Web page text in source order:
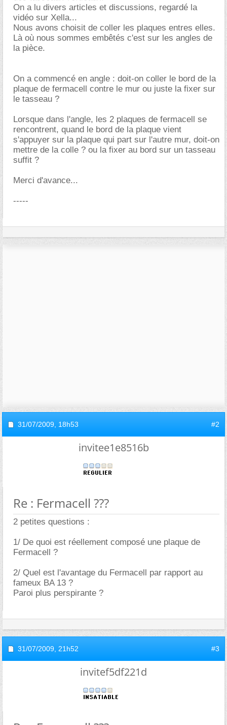
On a lu divers articles et discussions, regardé la
vidéo sur Xella...
Nous avons choisit de coller les plaques entres elles.
Là où nous sommes embêtés c'est sur les angles de
la pièce.
On a commencé en angle : doit-on coller le bord de la
plaque de fermacell contre le mur ou juste la fixer sur
le tasseau ?
Lorsque dans l'angle, les 2 plaques de fermacell se
rencontrent, quand le bord de la plaque vient
s'appuyer sur la plaque qui part sur l'autre mur, doit-on
mettre de la colle ? ou la fixer au bord sur un tasseau
suffit ?
Merci d'avance...
-----
31/07/2009, 18h53 #2
invitee1e8516b
Re : Fermacell ???
2 petites questions :
1/ De quoi est réellement composé une plaque de
Fermacell ?
2/ Quel est l'avantage du Fermacell par rapport au
fameux BA 13 ?
Paroi plus perspirante ?
31/07/2009, 21h52 #3
invitef5df221d